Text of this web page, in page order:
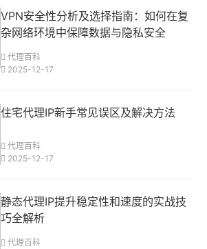
VPN安全性分析及选择指南：如何在复
杂网络环境中保障数据与隐私安全
代理百科
2025-12-17
住宅代理IP新手常见误区及解决方法
代理百科
2025-12-17
静态代理IP提升稳定性和速度的实战技
巧全解析
代理百科